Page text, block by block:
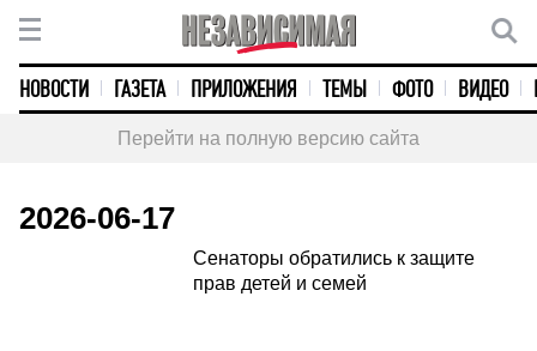
НОВОСТИ ГАЗЕТА ПРИЛОЖЕНИЯ ТЕМЫ ФОТО ВИДЕО
Перейти на полную версию сайта
2026-06-17
Сенаторы обратились к защите
прав детей и семей